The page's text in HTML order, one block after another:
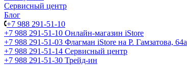
Сервисный центр
Блог
+7 988 291-51-10
+7 988 291-51-10 Онлайн-магазин iStore
+7 988 291-51-03 Флагман iStore на Р. Гамзатова, 64а
+7 988 291-51-14 Сервисный центр
+7 988 291-51-30 Трейд-ин